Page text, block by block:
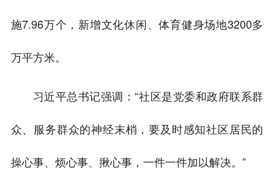
施7.96万个，新增文化休闲、体育健身场地3200多
万平方米。
习近平总书记强调：“社区是党委和政府联系群
众、服务群众的神经末梢，要及时感知社区居民的
操心事、烦心事、揪心事，一件一件加以解决。”